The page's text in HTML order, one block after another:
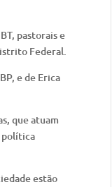
pastorais e
Federal.
e de Erica
que atuam
política
estão